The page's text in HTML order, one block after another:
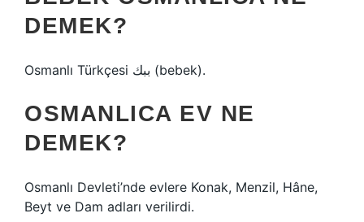
DEMEK?
Osmanlı Türkçesi ببك‎ (bebek).
OSMANLICA EV NE
DEMEK?
Osmanlı Devleti’nde evlere Konak, Menzil, Hâne,
Beyt ve Dam adları verilirdi.